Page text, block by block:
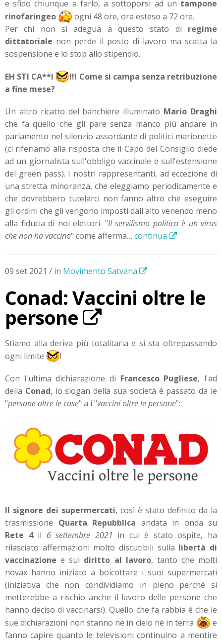
e sfido chiunque a farlo, a sottoporsi ad un tampone
rinofaringeo
ogni 48 ore, ora esteso a 72 ore.
Per chi non si adegua a questo stato di regime
dittatoriale non perde il posto di lavoro ma scatta la
sospensione e lo stop allo stipendio.
EH STI CA**I
!!! Come si campa senza retribuzione
a fine mese?
Un altro ricatto del banchiere illuminato Mario Draghi
che fa quello che gli pare senza manco più andare in
parlamento nel silenzio assordante di politici marionette
(ci riferiamo alla risposta che il Capo del Consiglio diede
ad un giornalista sull'obbligo vaccinale e sull'estensione
del green pass). I nostri rappresentanti, ad eccezione di
una stretta minoranza, che eleggiamo periodicamente e
che dovrebbero tutelarci non fanno altro che eseguire
gli ordini che gli vengono imposti dall'alto venendo meno
alla fiducia di noi elettori. "Il servilismo politico è un virus
che non ha vaccino" come afferma… continua
09 set 2021 / in Movimento Satvana
Conad: Vaccini oltre le
persone
Stiamo alla deriva più totalitaria e si sta oltrepassando
ogni limite
!
Con l'ultima dichiarazione di Francesco Pugliese, l'ad
della Conad, lo slogan della sua società è passato da le
"persone oltre le cose" a i "vaccini oltre le persone":
Il signore dei supermercati, così è stato definito da la
trasmissione Quarta Repubblica andata in onda su
Rete 4il 6 settembre 2021 in cui è stato ospite, ha
rilasciato affermazioni molto discutibili sulla libertà di
vaccinazione e sul diritto al lavoro, tanto che molti
novax hanno iniziato a boicottare i suoi supermercati
(iniziativa che non condividiamo in pieno perché si
metterebbe a rischio anche il lavoro delle persone che
hanno deciso di vaccinarsi). Quello che fa rabbia è che le
sue dichiarazioni non stanno né in cielo né in terra
e
fanno capire quanto le televisioni continuino a mentire